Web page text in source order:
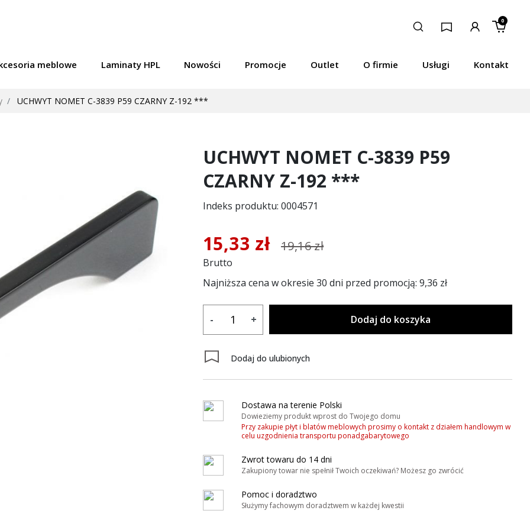
meblowe Laminaty HPL Nowości Promocje Outlet O firmie Usługi Kontakt
0
UCHWYT NOMET C-3839 P59 CZARNY Z-192 ***
UCHWYT NOMET C-3839 P59
CZARNY Z-192 ***
Indeks produktu: 0004571
15,33 zł 19,16 zł
Brutto
Najniższa cena w okresie 30 dni przed promocją: 9,36 zł
- + Dodaj do koszyka
Dodaj do ulubionych
Dostawa na terenie Polski
Dowieziemy produkt wprost do Twojego domu
Przy zakupie płyt i blatów meblowych prosimy o kontakt z działem handlowym w
celu uzgodnienia transportu ponadgabarytowego
Zwrot towaru do 14 dni
Zakupiony towar nie spełnił Twoich oczekiwań? Możesz go zwrócić
Pomoc i doradztwo
Służymy fachowym doradztwem w każdej kwestii